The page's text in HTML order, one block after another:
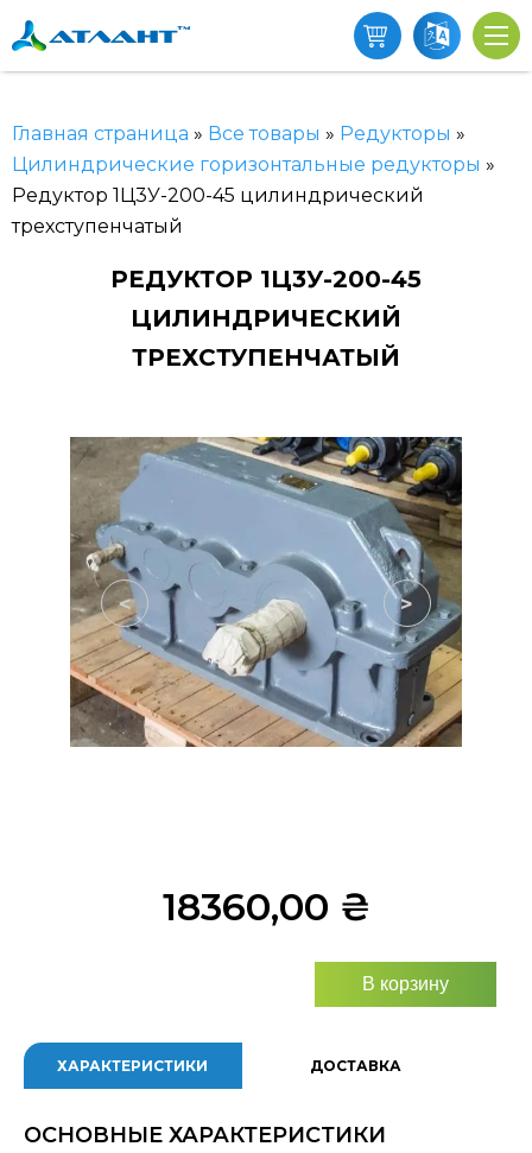
Главная страница » Все товары » Редукторы »
Цилиндрические горизонтальные редукторы »
Редуктор 1Ц3У-200-45 цилиндрический
трехступенчатый
РЕДУКТОР 1Ц3У-200-45
ЦИЛИНДРИЧЕСКИЙ
ТРЕХСТУПЕНЧАТЫЙ
< >
18360,00 ₴
В корзину
ХАРАКТЕРИСТИКИ ДОСТАВКА
ОСНОВНЫЕ ХАРАКТЕРИСТИКИ